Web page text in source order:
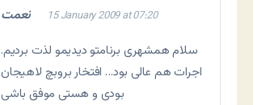
نعمت 15 January 2009 at 07:20
سلام همشهری برنامتو دیدیمو لذت بردیم.
اجرات هم عالی بود… افتخار بروبچ لاهیجان
بودی و هستی موفق باشی